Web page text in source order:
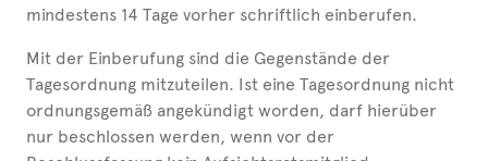
mindestens 14 Tage vorher schriftlich einberufen.
Mit der Einberufung sind die Gegenstände der
Tagesordnung mitzuteilen. Ist eine Tagesordnung nicht
ordnungsgemäß angekündigt worden, darf hierüber
nur beschlossen werden, wenn vor der